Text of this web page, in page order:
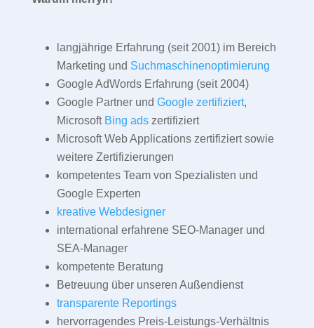
langjährige Erfahrung (seit 2001) im Bereich
Marketing und Suchmaschinenoptimierung
Google AdWords Erfahrung (seit 2004)
Google Partner und Google zertifiziert,
Microsoft Bing adszertifiziert
Microsoft Web Applications zertifiziert sowie
weitere Zertifizierungen
kompetentes Team von Spezialisten und
Google Experten
kreative Webdesigner
international erfahrene SEO-Manager und
SEA-Manager
kompetente Beratung
Betreuung über unseren Außendienst
transparente Reportings
hervorragendes Preis-Leistungs-Verhältnis